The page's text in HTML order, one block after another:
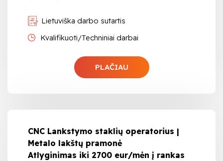
Lietuviška darbo sutartis
Kvalifikuoti/Techniniai darbai
PLAČIAU
CNC Lankstymo staklių operatorius |
Metalo lakštų pramonė
Atlyginimas iki 2700 eur/mėn į rankas